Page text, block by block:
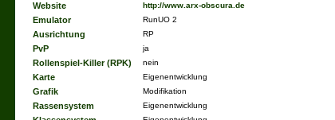
Website http://www.arx-obscura.de
Emulator RunUO 2
Ausrichtung RP
PvP ja
Rollenspiel-Killer (RPK) nein
Karte Eigenentwicklung
Grafik Modifikation
Rassensystem Eigenentwicklung